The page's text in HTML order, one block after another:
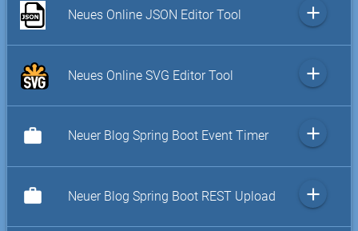
Neues Online JSON Editor Tool add
Neues Online SVG Editor Tool add
work Neuer Blog Spring Boot Event Timer add
work Neuer Blog Spring Boot REST Upload add